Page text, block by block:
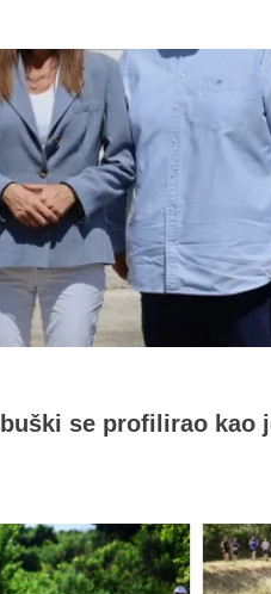
se profilirao kao